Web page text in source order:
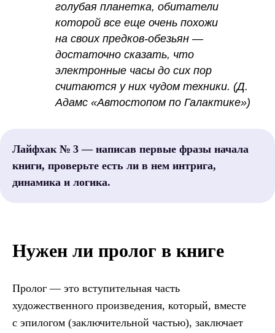
голубая планетка, обитатели
которой все еще очень похожи
на своих предков-обезьян —
достаточно сказать, что
электронные часы до сих пор
считаются у них чудом техники. (Д.
Адамс «Автостопом по Галактике»)
Лайфхак № 3 — написав первые фразы начала
книги, проверьте есть ли в нем интрига,
динамика и логика.
Нужен ли пролог в книге
Пролог — это вступительная часть
художественного произведения, который, вместе
с эпилогом (заключительной частью), заключает